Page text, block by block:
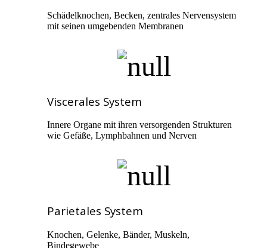
Schädelknochen, Becken, zentrales Nervensystem
mit seinen umgebenden Membranen
Viscerales System
Innere Organe mit ihren versorgenden Strukturen
wie Gefäße, Lymphbahnen und Nerven
Parietales System
Knochen, Gelenke, Bänder, Muskeln,
Bindegewebe